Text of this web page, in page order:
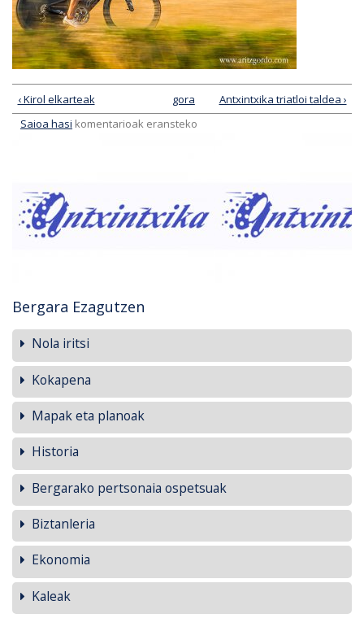
‹ Kirol elkarteak gora
Antxintxika triatloi taldea ›
Saioa hasi komentarioak eransteko
Bergara Ezagutzen
Nola iritsi
Kokapena
Mapak eta planoak
Historia
Bergarako pertsonaia ospetsuak
Biztanleria
Ekonomia
Kaleak